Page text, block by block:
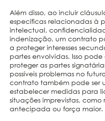
Além disso, ao incluir
específicas relacionadas à
intelectual,
indenização, um contrato
a proteger interesses
partes envolvidas. Isso
proteger as partes
possíveis problemas no
contrato também pode ser
estabelecer medidas para
situações imprevistas, como
antecipada ou força maior.